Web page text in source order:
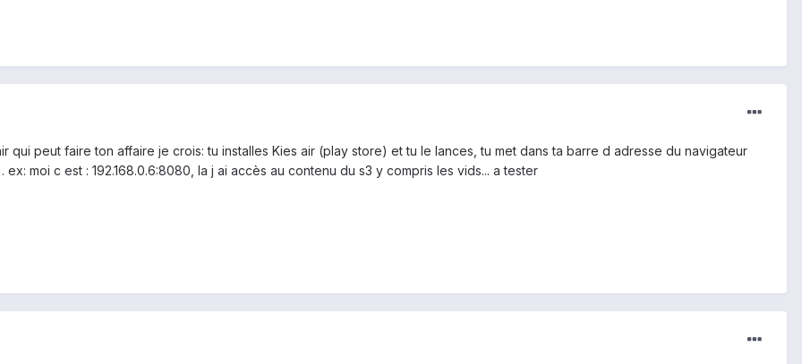
qui peut faire ton affaire je crois: tu installes Kies air (play store) et tu le lances, tu met dans ta barre d adresse du navigateur
moi c est : 192.168.0.6:8080, la j ai accès au contenu du s3 y compris les vids... a tester